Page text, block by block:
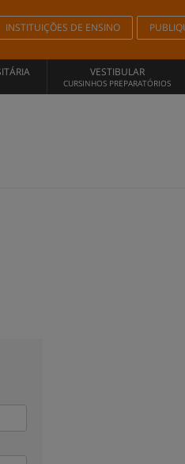
INSTITUIÇÕES DE ENSINO
VESTIBULAR
CURSINHOS PREPARATÓRIOS